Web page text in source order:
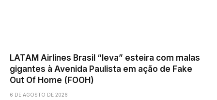
LATAM Airlines Brasil “leva” esteira com malas
gigantes à Avenida Paulista em ação de Fake
Out Of Home (FOOH)
6 DE AGOSTO DE 2026